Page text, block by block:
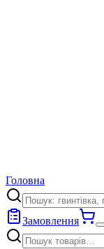
Головна
Замовлення